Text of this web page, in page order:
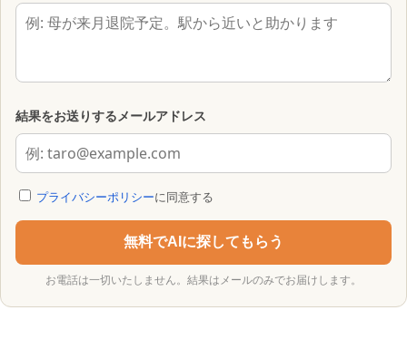
結果をお送りするメールアドレス
プライバシーポリシーに同意する
無料でAIに探してもらう
お電話は一切いたしません。結果はメールのみでお届けします。